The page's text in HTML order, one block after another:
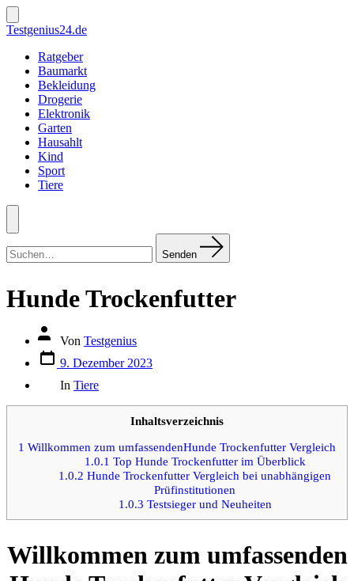
Zum
Inhalt
springen
Suche
ein-/ausblenden
Testgenius24.de
Ratgeber
Baumarkt
Bekleidung
Drogerie
Elektronik
Garten
Hausahlt
Kind
Sport
Tiere
Menü
nach:
Senden
Hunde Trockenfutter
Autor
Beitrags
Von Testgenius
Datum
des
Beitrags
9. Dezember 2023
In Tiere
Inhaltsverzeichnis
1 Willkommen zum umfassendenHunde Trockenfutter Vergleich
1.0.1 Top Hunde Trockenfutter im Überblick
1.0.2 Hunde Trockenfutter Vergleich bei unabhängigen
Prüfinstitutionen
1.0.3 Testsieger und Neuheiten
Willkommen zum umfassenden